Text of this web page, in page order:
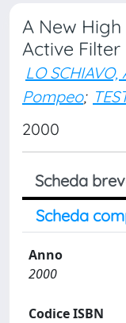
A New
Active
LO
Pompeo;
2000
Scheda
Scheda
Anno
2000
Codice ISBN